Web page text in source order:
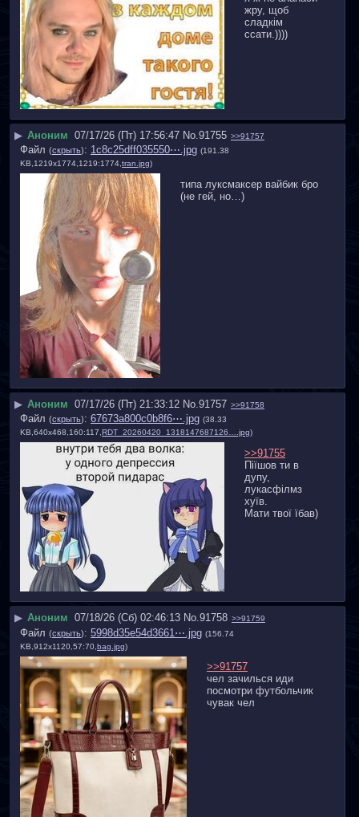
жру, щоб
сладкім
ссати.))))
▶ Аноним 07/17/26 (Пт) 17:56:47 No. 91755 >>91757
Файл (скрыть): 1c8c25dff035550⋯.jpg (191.38
KB,1219x1774,1219:1774, tran.jpg)
типа луксмаксер вайбик бро
(не гей, но…)
▶ Аноним 07/17/26 (Пт) 21:33:12 No. 91757 >>91758
Файл (скрыть): 67673a800c0b8f6⋯.jpg (38.33
KB,640x468,160:117,RDT_20260420_1318147687126….jpg)
>>91755
Піїшов ти в
дупу,
лукасфілмз
хуїв.
Мати твої їбав)
▶ Аноним 07/18/26 (Сб) 02:46:13 No. 91758 >>91759
Файл (скрыть): 5998d35e54d3661⋯.jpg (156.74
KB,912x1120,57:70, bag.jpg)
>>91757
чел зачилься иди
посмотри футбольчик
чувак чел